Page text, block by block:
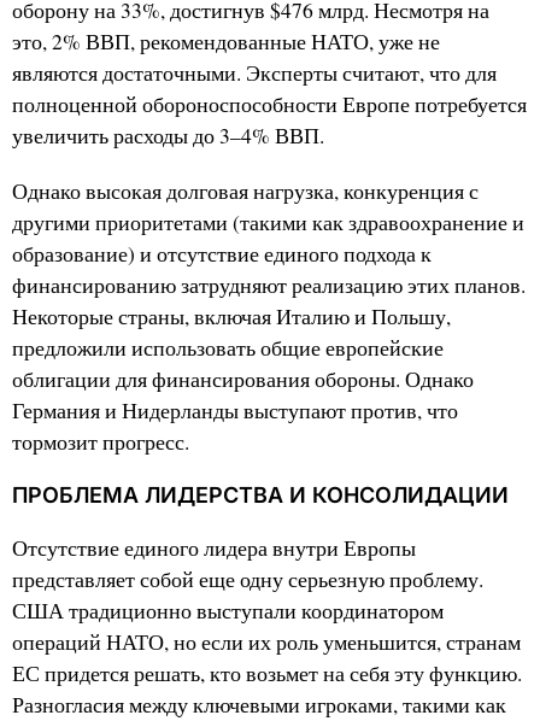
оборону на 33%, достигнув $476 млрд. Несмотря на
это, 2% ВВП, рекомендованные НАТО, уже не
являются достаточными. Эксперты считают, что для
полноценной обороноспособности Европе потребуется
увеличить расходы до 3–4% ВВП.
Однако высокая долговая нагрузка, конкуренция с
другими приоритетами (такими как здравоохранение и
образование) и отсутствие единого подхода к
финансированию затрудняют реализацию этих планов.
Некоторые страны, включая Италию и Польшу,
предложили использовать общие европейские
облигации для финансирования обороны. Однако
Германия и Нидерланды выступают против, что
тормозит прогресс.
ПРОБЛЕМА ЛИДЕРСТВА И КОНСОЛИДАЦИИ
Отсутствие единого лидера внутри Европы
представляет собой еще одну серьезную проблему.
США традиционно выступали координатором
операций НАТО, но если их роль уменьшится, странам
ЕС придется решать, кто возьмет на себя эту функцию.
Разногласия между ключевыми игроками, такими как